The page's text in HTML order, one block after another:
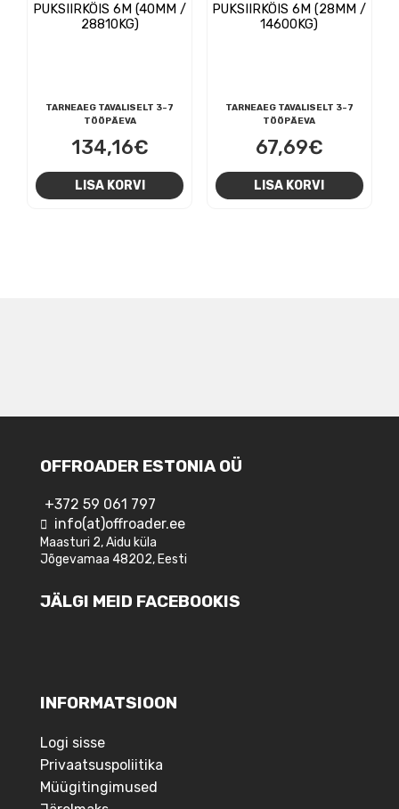
PUKSIIRKÖIS 6M (40MM /
28810KG)
TARNEAEG TAVALISELT 3-7
TÖÖPÄEVA
134,16€
LISA KORVI
PUKSIIRKÖIS 6M (28MM /
14600KG)
TARNEAEG TAVALISELT 3-7
TÖÖPÄEVA
67,69€
LISA KORVI
OFFROADER ESTONIA OÜ
+372 59 061 797
info(at)offroader.ee
Maasturi 2, Aidu küla
Jõgevamaa 48202, Eesti
JÄLGI MEID FACEBOOKIS
INFORMATSIOON
Logi sisse
Privaatsuspoliitika
Müügitingimused